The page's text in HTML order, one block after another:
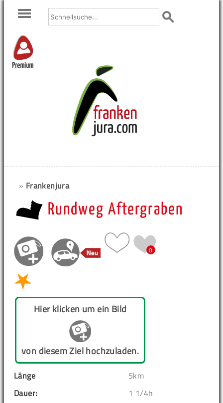
Premium
» Frankenjura
Rundweg Aftergraben
0
Hier klicken um ein Bild
von diesem Ziel hochzuladen.
Länge
5km
Dauer:
1 1/4h